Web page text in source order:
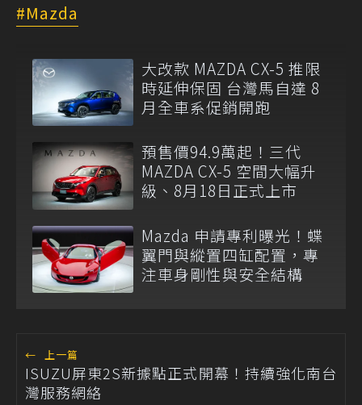
Mazda
大改款 MAZDA CX-5 推限
時延伸保固 台灣馬自達 8
月全車系促銷開跑
預售價94.9萬起！三代
MAZDA CX-5 空間大幅升
級、8月18日正式上市
Mazda 申請專利曝光！蝶
翼門與縱置四缸配置，專
注車身剛性與安全結構
← 上一篇
ISUZU屏東2S新據點正式開幕！持續強化南台
灣服務網絡